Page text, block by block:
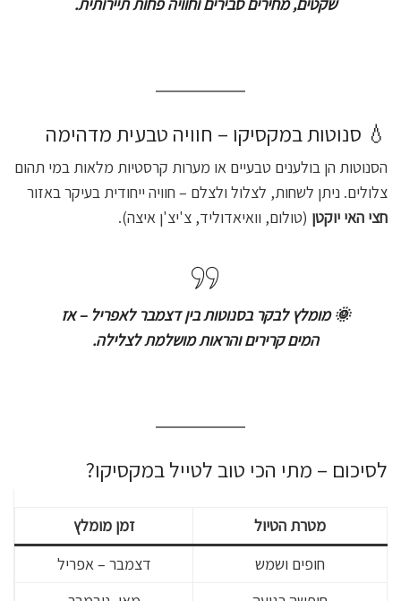
💧 סנוטות במקסיקו – חוויה טבעית מדהימה
הסנוטות הן בולענים טבעיים או מערות קרסטיות מלאות במי תהום
צלולים. ניתן לשחות, לצלול ולצלם – חוויה ייחודית בעיקר באזור
חצי האי יוקטן (טולום, וואיאדוליד, צ'יצ'ן איצה).
🌞 מומלץ לבקר בסנוטות בין דצמבר לאפריל – אז
המים קרירים והראות מושלמת לצלילה.
לסיכום – מתי הכי טוב לטייל במקסיקו?
מטרת הטיול
זמן מומלץ
חופים ושמש
דצמבר – אפריל